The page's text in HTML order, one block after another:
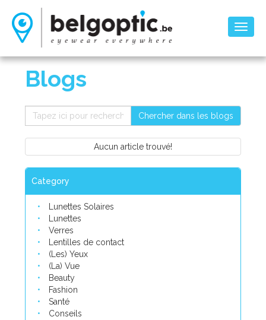
Blogs
Chercher dans les blogs
Aucun article trouvé!
Category
Lunettes Solaires
Lunettes
Verres
Lentilles de contact
(Les) Yeux
(La) Vue
Beauty
Fashion
Santé
Conseils